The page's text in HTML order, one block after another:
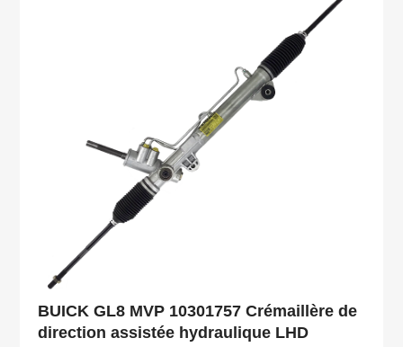
BUICK GL8 MVP 10301757 Crémaillère de
direction assistée hydraulique LHD